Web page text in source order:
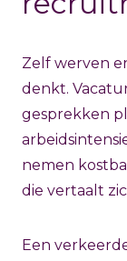
Zelf werven
denkt.
gesprekken
nemen
die vertaalt
Een